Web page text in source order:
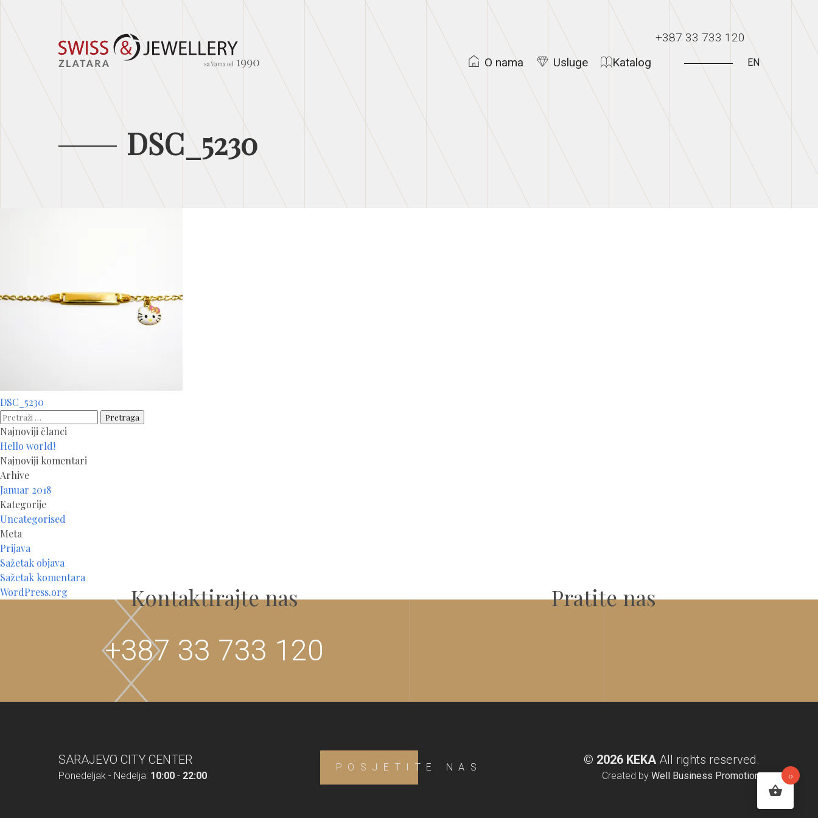
+387 33 733 120
O nama
Usluge Katalog EN
DSC_5230
Navigacija
članaka
DSC_5230
Pretraga:
Najnoviji članci
Hello world!
Najnoviji komentari
Arhive
Januar 2018
Kategorije
Uncategorised
Meta
Prijava
Sažetak objava
Sažetak komentara
WordPress.org
Kontaktirajte nas
+387 33 733 120
Pratite nas
SARAJEVO CITY CENTER
Ponedeljak - Nedelja: 10:00 - 22:00
POSJETITE NAS
© 2026 KEKA All rights reserved.
Created by Well Business Promotion 0